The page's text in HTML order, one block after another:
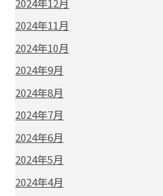
2024年12月
2024年11月
2024年10月
2024年9月
2024年8月
2024年7月
2024年6月
2024年5月
2024年4月